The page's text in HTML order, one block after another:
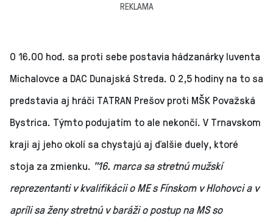
REKLAMA
O 16.00 hod. sa proti sebe postavia hádzanárky Iuventa
Michalovce a DAC Dunajská Streda. O 2,5 hodiny na to sa
predstavia aj hráči TATRAN Prešov proti MŠK Považská
Bystrica. Týmto podujatím to ale nekončí. V Trnavskom
kraji aj jeho okolí sa chystajú aj ďalšie duely, ktoré
stoja za zmienku. "16. marca sa stretnú mužskí
reprezentanti v kvalifikácii o ME s Fínskom v Hlohovci a v
apríli sa ženy stretnú v baráži o postup na MS so